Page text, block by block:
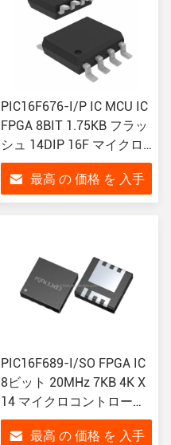
PIC16F676-I/P IC MCU IC
FPGA 8BIT 1.75KB フラッ
シュ 14DIP 16F マイクロ
コントローラ IC 20MHz
1.75KB (1K X 14) フラッシ
ュ 14-PDIP
最高 の 価格 を 入手
PIC16F689-I/SO FPGA IC
8ビット 20MHz 7KB 4K X
14 マイクロコントローラ
IC FLASH 20SOIC 16F
最高 の 価格 を 入手